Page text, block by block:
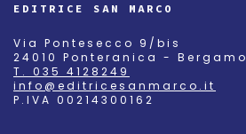
EDITRICE SAN MARCO
Via Pontesecco 9/bis
24010 Ponteranica - Bergamo
T. 035 4128249
info@editricesanmarco.it
P.IVA 00214300162